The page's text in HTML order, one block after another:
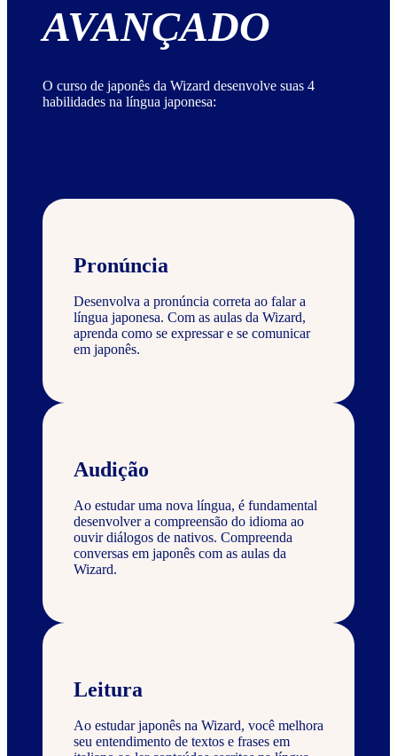
AVANÇADO
O curso de japonês da Wizard desenvolve suas 4
habilidades na língua japonesa:
Pronúncia
Desenvolva a pronúncia correta ao falar a
língua japonesa. Com as aulas da Wizard,
aprenda como se expressar e se comunicar
em japonês.
Audição
Ao estudar uma nova língua, é fundamental
desenvolver a compreensão do idioma ao
ouvir diálogos de nativos. Compreenda
conversas em japonês com as aulas da
Wizard.
Leitura
Ao estudar japonês na Wizard, você melhora
seu entendimento de textos e frases em